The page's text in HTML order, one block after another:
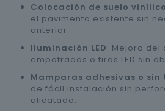
Colocación de suelo vinílico
el pavimento existente sin
anterior.
Iluminación LED: Mejora del
empotrados o tiras LED sin
Mamparas adhesivas o
de fácil instalación sin
alicatado.